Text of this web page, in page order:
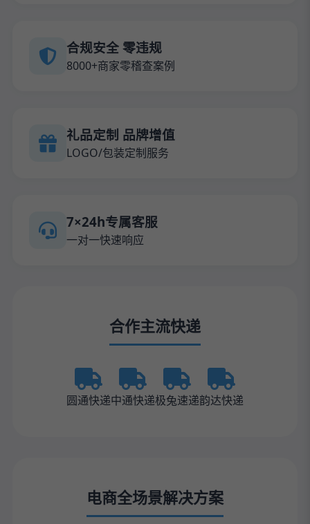
合规安全 零违规
8000+商家零稽查案例
礼品定制 品牌增值
LOGO/包装定制服务
7×24h专属客服
一对一快速响应
合作主流快递
圆通快递中通快递极兔速递韵达快递
电商全场景解决方案